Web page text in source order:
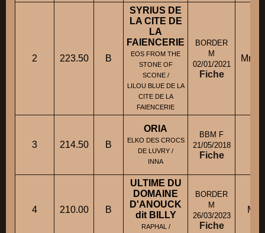
2 223.50 B
SYRIUS DE
LA CITE DE
LA
FAIENCERIE
EOS FROM THE
STONE OF
SCONE /
LILOU BLUE DE LA
CITE DE LA
FAIENCERIE
BORDER
M
02/01/2021
Fiche
Mme
3 214.50 B
ORIA
ELKO DES CROCS
DE LUVRY /
INNA
BBM F
21/05/2018
Fiche
4 210.00 B
ULTIME DU
DOMAINE
D'ANOUCK
dit BILLY
RAPHAL /
BORDER
M
26/03/2023
Fiche
M.